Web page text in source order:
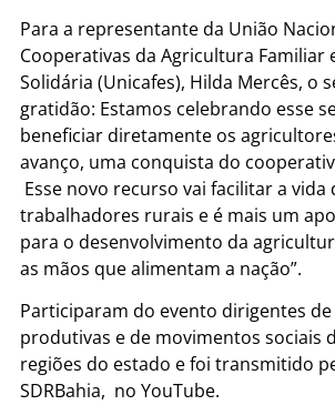
Para a representante da União
Cooperativas da Agricultura Familiar
Solidária (Unicafes), Hilda Mercês, o
gratidão: Estamos celebrando esse
beneficiar diretamente os
avanço, uma conquista do
Esse novo recurso vai facilitar a vida
trabalhadores rurais e é mais um
para o desenvolvimento da
as mãos que alimentam a nação”.
Participaram do evento dirigentes
produtivas e de movimentos sociais
regiões do estado e foi transmitido
SDRBahia, no YouTube.